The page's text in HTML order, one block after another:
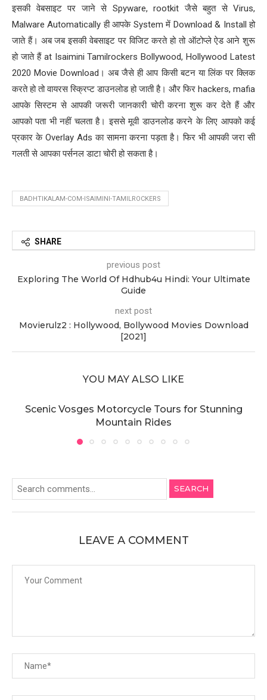
इसकी वेबसाइट पर जाने से Spyware, rootkit जैसे बहुत से Virus,
Malware Automatically ही आपके System में Download & Install हो
जाते हैं। अब जब इसकी वेबसाइट पर विजिट करते हो तो ऑटोप्ले ऐड आने शुरू
हो जाते हैं at Isaimini Tamilrockers Bollywood, Hollywood Latest
2020 Movie Download। अब जैसे ही आप किसी बटन या लिंक पर क्लिक
करते हो तो वायरस स्क्रिप्ट डाउनलोड हो जाती है। और फिर hackers, mafia
आपके सिस्टम से आपकी जरूरी जानकारी चोरी करना शुरू कर देते हैं और
आपको पता भी नहीं चलता है। इससे मूवी डाउनलोड करने के लिए आपको कई
प्रकार के Overlay Ads का सामना करना पड़ता है। फिर भी आपकी जरा सी
गलती से आपका पर्सनल डाटा चोरी हो सकता है।
BADHTIKALAM-COM-ISAIMINI-TAMILROCKERS
SHARE
previous post
Exploring The World Of Hdhub4u Hindi: Your Ultimate
Guide
next post
Movierulz2 : Hollywood, Bollywood Movies Download
[2021]
YOU MAY ALSO LIKE
Scenic Vosges Motorcycle Tours for Stunning
Mountain Rides
SEARCH
LEAVE A COMMENT